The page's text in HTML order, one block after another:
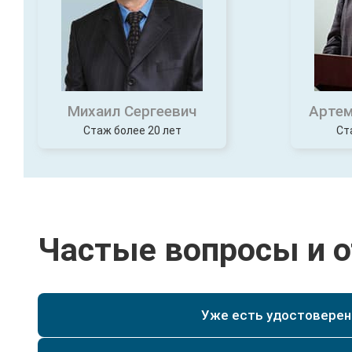
Михаил Сергеевич
Стаж более 20 лет
Частые вопросы и
Уже есть
Да, при наличии у Вас уже действующего